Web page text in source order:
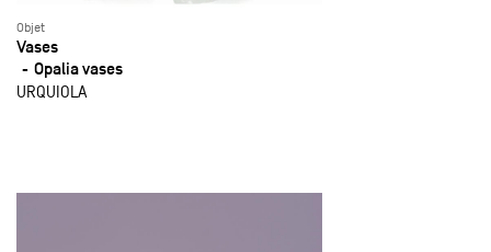
Objet
Vases
Opalia vases
URQUIOLA